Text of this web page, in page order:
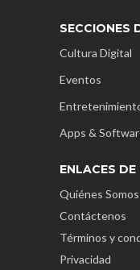
SECCIONES
Cultura Digital
Eventos
Apps &
ENLACES DE
Quiénes Somos
Contáctenos
Términos y
Privacidad